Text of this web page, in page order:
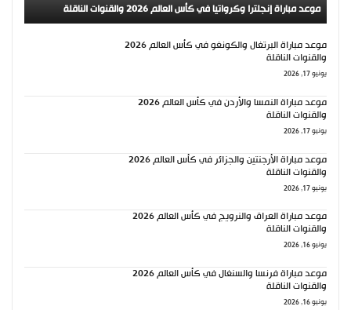
موعد مباراة إنجلترا وكرواتيا في كأس العالم 2026 والقنوات الناقلة
موعد مباراة البرتغال والكونغو في كأس العالم 2026
والقنوات الناقلة
يونيو 17, 2026
موعد مباراة النمسا والأردن في كأس العالم 2026
والقنوات الناقلة
يونيو 17, 2026
موعد مباراة الأرجنتين والجزائر في كأس العالم 2026
والقنوات الناقلة
يونيو 17, 2026
موعد مباراة العراق والنرويج في كأس العالم 2026
والقنوات الناقلة
يونيو 16, 2026
موعد مباراة فرنسا والسنغال في كأس العالم 2026
والقنوات الناقلة
يونيو 16, 2026